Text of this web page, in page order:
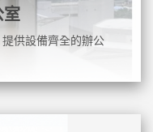
室
供設備齊全的辦公